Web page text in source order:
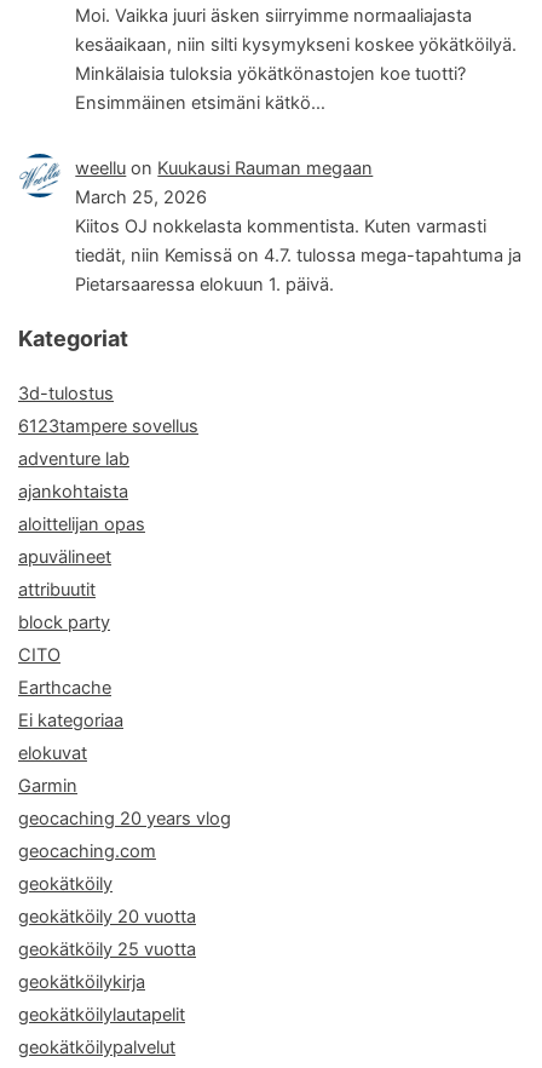
Moi. Vaikka juuri äsken siirryimme normaaliajasta
kesäaikaan, niin silti kysymykseni koskee yökätköilyä.
Minkälaisia tuloksia yökätkönastojen koe tuotti?
Ensimmäinen etsimäni kätkö…
weellu on Kuukausi Rauman megaan
March 25, 2026
Kiitos OJ nokkelasta kommentista. Kuten varmasti
tiedät, niin Kemissä on 4.7. tulossa mega-tapahtuma ja
Pietarsaaressa elokuun 1. päivä.
Kategoriat
3d-tulostus
6123tampere sovellus
adventure lab
ajankohtaista
aloittelijan opas
apuvälineet
attribuutit
block party
CITO
Earthcache
Ei kategoriaa
elokuvat
Garmin
geocaching 20 years vlog
geocaching.com
geokätköily
geokätköily 20 vuotta
geokätköily 25 vuotta
geokätköilykirja
geokätköilylautapelit
geokätköilypalvelut